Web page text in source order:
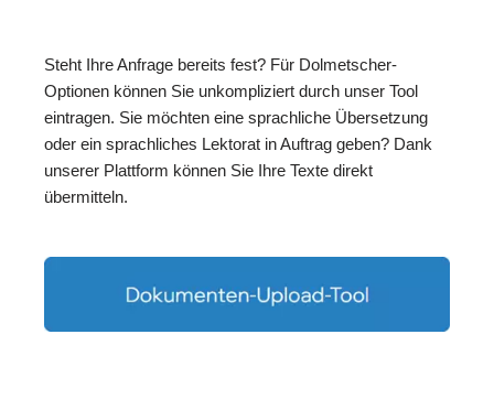
Steht Ihre Anfrage bereits fest? Für Dolmetscher-
Optionen können Sie unkompliziert durch unser Tool
eintragen. Sie möchten eine sprachliche Übersetzung
oder ein sprachliches Lektorat in Auftrag geben? Dank
unserer Plattform können Sie Ihre Texte direkt
übermitteln.